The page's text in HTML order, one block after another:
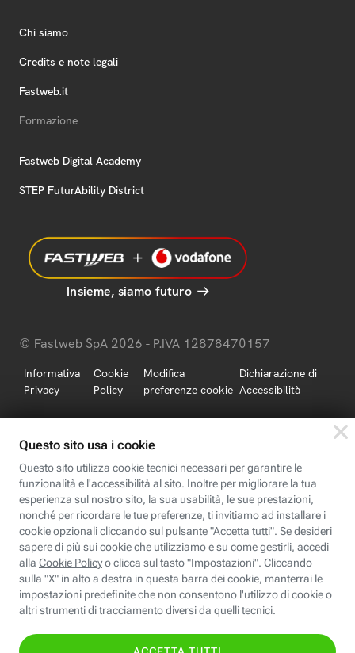
Chi siamo
Credits e note legali
Fastweb.it
Formazione
Fastweb Digital Academy
STEP FuturAbility District
Insieme, siamo futuro
© Fastweb SpA 2026 - P.IVA 12878470157
Informativa
Privacy
Cookie
Policy
Modifica
preferenze cookie
Dichiarazione di
Accessibilità